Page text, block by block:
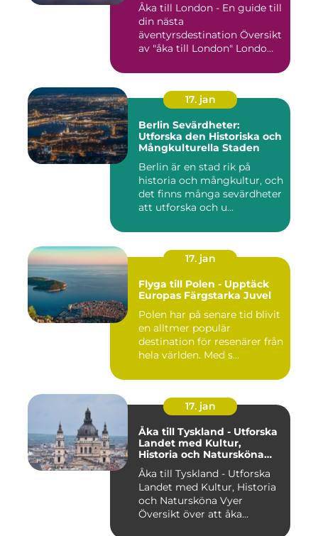
Åka till London - En guide till
din nästa
äventyrsdestination Översikt
av "åka till London" Londo...
17. jan
Berlin Sevärdheter:
Utforska den Historiska och
Mångkulturella Staden
Berlin är en stad rik på
historia och mångkultur, och
det finns många sevärdheter
att utforska och u...
17. jan
Flyga till Polen - Upptäck
Europas Färgstarka Juvel
Polen har på senare tid blivit
en alltmer populär
destination för resenärer från
hela världen. Med s...
17. jan
Åka till Tyskland - Utforska
Landet med Kultur,
Historia och Natursköna
Vyer
Åka till Tyskland - Utforska
Landet med Kultur, Historia
och Natursköna Vyer
Översikt över att åka...